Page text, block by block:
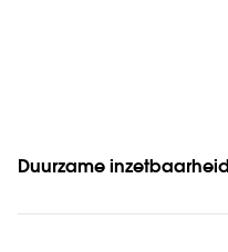
Duurzame inzetbaarheid